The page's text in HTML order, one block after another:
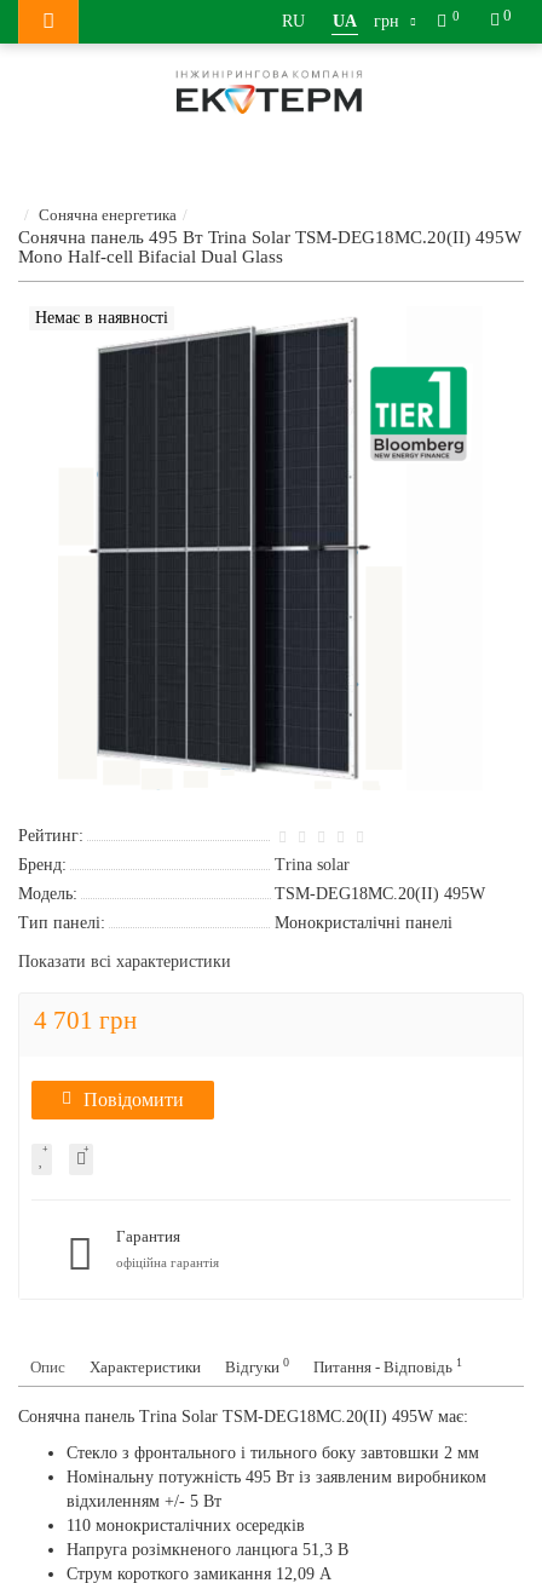
0
RU UA грн 0
Сонячна енергетика
Сонячна панель 495 Вт Trina Solar TSM-DEG18MC.20(II) 495W
Mono Half-cell Bifacial Dual Glass
Немає в наявності
Рейтинг:
Бренд:
Trina solar
Модель:
TSM-DEG18MC.20(II) 495W
Тип панелі:
Монокристалічні панелі
Показати всі характеристики
4 701 грн
Повідомити
Гарантия
офіційна гарантія
Опис Характеристики Відгуки 0 Питання - Відповідь 1
Сонячна панель Trina Solar TSM-DEG18MC.20(II) 495W має:
Стекло з фронтального і тильного боку завтовшки 2 мм
Номінальну потужність 495 Вт із заявленим виробником
відхиленням +/- 5 Вт
110 монокристалічних осередків
Напруга розімкненого ланцюга 51,3 В
Струм короткого замикання 12,09 А